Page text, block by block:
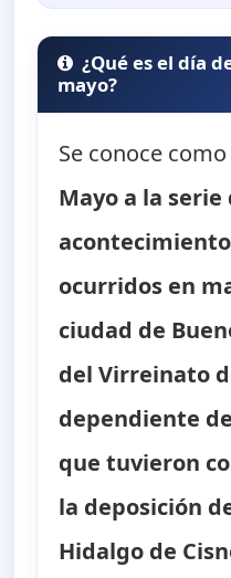
¿Qué es el día
mayo?
Se conoce como
Mayoa la serie
ocurridos en
ciudad de
del Virreinato
dependiente
que tuvieron
la deposición
Hidalgo de